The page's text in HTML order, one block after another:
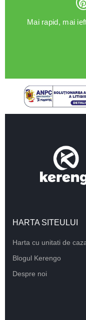
Mai rapid, mai
HARTA SITEULUI
Harta cu unitati de
Blogul Kerengo
Despre noi